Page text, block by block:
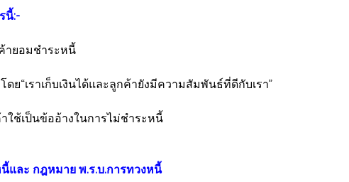
นี้:-
ายอมชำระหนี้
ย“เราเก็บเงินได้และลูกค้ายังมีความสัมพันธ์ที่ดีกับเรา”
ใช้เป็นข้ออ้างในการไม่ชำระหนี้
และ กฎหมาย พ.ร.บ.การทวงหนี้